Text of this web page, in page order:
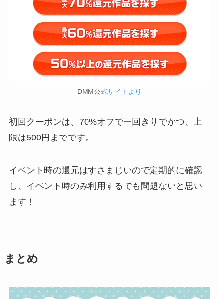
DMM公式サイトより
初回クーポンは、70%オフで一回きりでかつ、上
限は500円までです。
イベント時の還元はすさまじいので定期的に確認
し、イベント時のみ利用するでも問題ないと思い
ます！
まとめ